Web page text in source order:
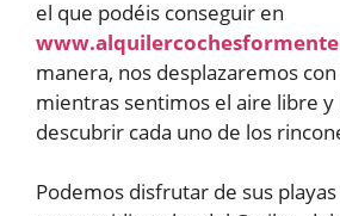
el que podéis conseguir en
manera, nos desplazaremos
mientras sentimos el aire libre y
descubrir cada uno de los
Podemos disfrutar de sus